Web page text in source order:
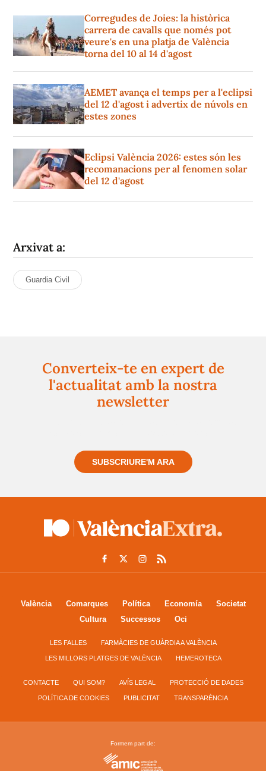
Corregudes de Joies: la històrica
carrera de cavalls que només pot
veure's en una platja de València
torna del 10 al 14 d'agost
AEMET avança el temps per a l'eclipsi
del 12 d'agost i advertix de núvols en
estes zones
Eclipsi València 2026: estes són les
recomanacions per al fenomen solar
del 12 d'agost
Arxivat a:
Guardia Civil
Converteix-te en expert de
l'actualitat amb la nostra
newsletter
SUBSCRIURE'M ARA
València Comarques Política Economía
Societat
Cultura
Successos Oci
LES FALLES FARMÀCIES DE GUÀRDIA A VALÈNCIA
LES MILLORS PLATGES DE VALÈNCIA HEMEROTECA
CONTACTE QUI SOM? AVÍS LEGAL PROTECCIÓ DE DADES
POLÍTICA DE COOKIES PUBLICITAT TRANSPARÈNCIA
Formem part de: